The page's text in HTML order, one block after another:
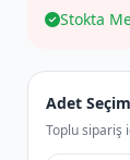
Stokta
Adet
Toplu sipariş